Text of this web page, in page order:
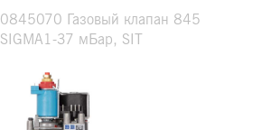
0845070 Газовый клапан 845
SIGMA1-37 мБар, SIT